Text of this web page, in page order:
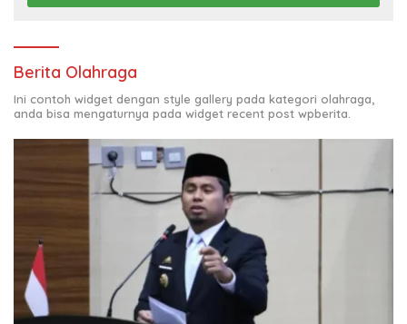
Berita Olahraga
Ini contoh widget dengan style gallery pada kategori olahraga,
anda bisa mengaturnya pada widget recent post wpberita.